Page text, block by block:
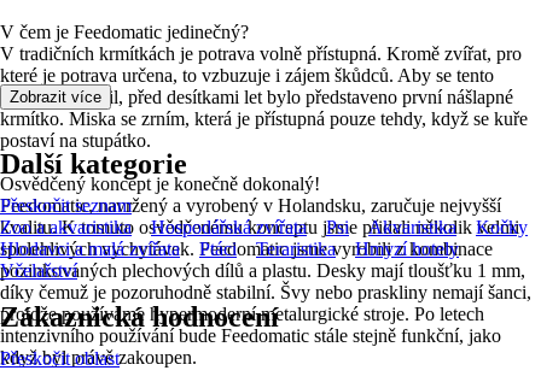
V čem je Feedomatic jedinečný?
V tradičních krmítkách je potrava volně přístupná. Kromě zvířat, pro
které je potrava určena, to vzbuzuje i zájem škůdců. Aby se tento
problém vyřešil, před desítkami let bylo představeno první nášlapné
krmítko. Miska se zrním, která je přístupná pouze tehdy, když se kuře
postaví na stupátko.
Osvědčený koncept je konečně dokonalý!
Feedomatic, navržený a vyrobený v Holandsku, zaručuje nejvyšší
kvalitu. K tomuto osvědčenému konceptu jsme přidali několik velmi
spolehlivých vychytávek. Feedomatic jsme vyrobili z kombinace
pozinkovaných plechových dílů a plastu. Desky mají tloušťku 1 mm,
díky čemuž je pozoruhodně stabilní. Švy nebo praskliny nemají šanci,
protože používáme hypermoderní metalurgické stroje. Po letech
intenzivního používání bude Feedomatic stále stejně funkční, jako
když byl právě zakoupen.
Zobrazit více
Další kategorie
Přeskočit seznam
Zoo a akvaristika
Hospodářská zvířata Psi Akvaristika
Kočky
Hlodavci a malá zvířata
Ptáci Teraristika
Hmyzí hotely
Včelařství
Zákaznická hodnocení
Přeskočit oblast